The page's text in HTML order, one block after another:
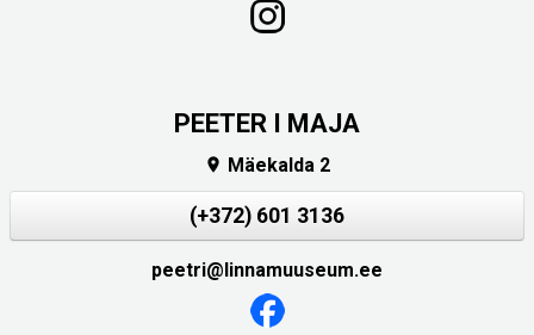
PEETER I MAJA
 Mäekalda 2
(+372) 601 3136
peetri@linnamuuseum.ee